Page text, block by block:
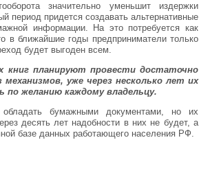
значительно уменьшит издержки
период придется создавать альтернативные
информации. На это потребуется как
в ближайшие годы предприниматели только
будет выгоден всем.
планируют провести достаточно
механизмов, уже через несколько лет их
по желанию каждому владельцу.
бумажными документами, но их
десять лет надобности в них не будет, а
базе данных работающего населения РФ.